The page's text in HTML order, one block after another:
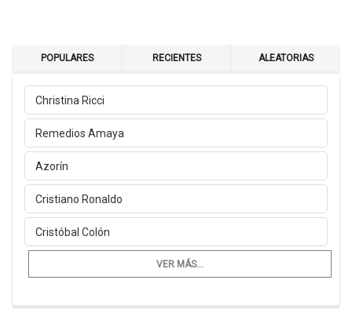
POPULARES RECIENTES ALEATORIAS
Christina Ricci
Remedios Amaya
Azorín
Cristiano Ronaldo
Cristóbal Colón
VER MÁS...